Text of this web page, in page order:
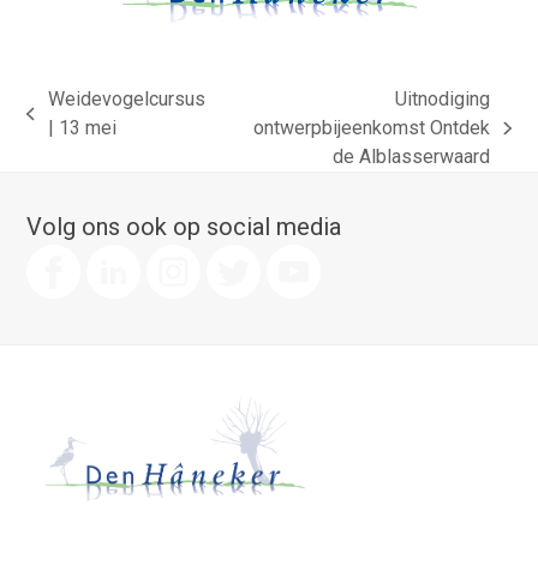
previous
Weidevogelcursus
| 13 mei
next
Uitnodiging
ontwerpbijeenkomst Ontdek
de Alblasserwaard
Volg ons ook op social media